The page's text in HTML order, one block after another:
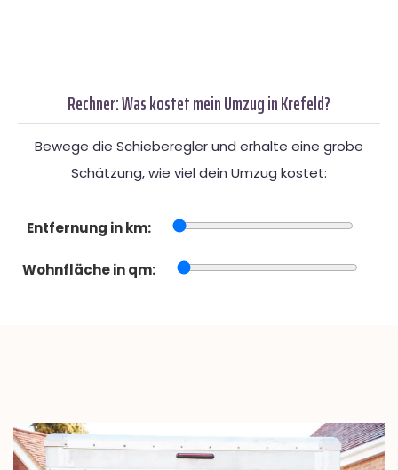
Rechner: Was kostet mein Umzug in Krefeld?
Bewege die Schieberegler und erhalte eine grobe
Schätzung, wie viel dein Umzug kostet:
Entfernung in km:
Wohnfläche in qm: